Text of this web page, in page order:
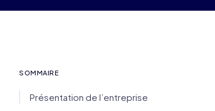
SOMMAIRE
Présentation de l’entreprise